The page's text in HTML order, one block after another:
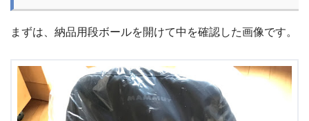
まずは、納品用段ボールを開けて中を確認した画像です。